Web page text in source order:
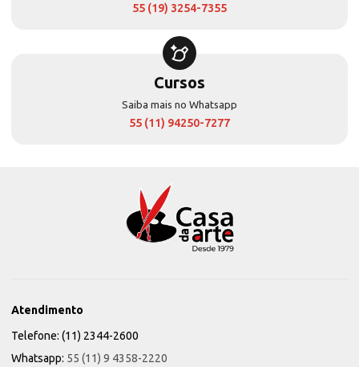
55 (19) 3254-7355
Cursos
Saiba mais no Whatsapp
55 (11) 94250-7277
Atendimento
Telefone: (11) 2344-2600
Whatsapp: 55 (11) 9 4358-2220